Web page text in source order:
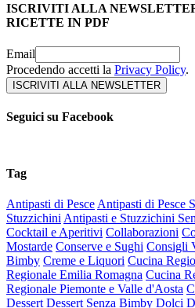
ISCRIVITI ALLA
RICETTE IN PDF
Email
Procedendo accetti la Privacy Policy.
Seguici su Facebook
Tag
Antipasti di Pesce Antipasti di Pesce
Stuzzichini Antipasti e Stuzzichini
Cocktail e Aperitivi Collaborazioni
Mostarde Conserve e Sughi Consigli
Bimby Creme e Liquori Cucina
Regionale Emilia Romagna Cucina
Regionale Piemonte e Valle d'Aosta
Dessert Dessert Senza Bimby Dolci